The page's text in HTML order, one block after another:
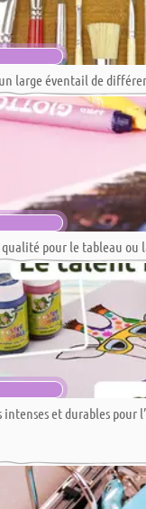
large éventail de
pour le tableau ou
et durables pour